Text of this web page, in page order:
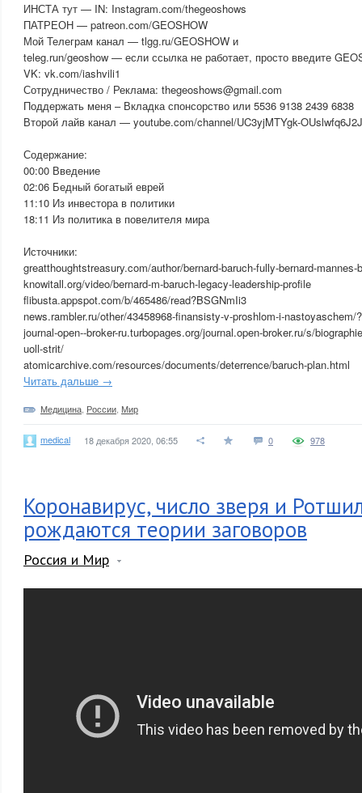
ИНСТА тут — IN: Instagram.com/thegeoshows
ПАТРЕОН — patreon.com/GEOSHOW
Мой Телеграм канал — tlgg.ru/GEOSHOW и
teleg.run/geoshow — если ссылка не работает, просто введите
VK: vk.com/iashvili1
Сотрудничество / Реклама: thegeoshows@gmail.com
Поддержать меня – Вкладка спонсорство или 5536 9138 2439 6838
Второй лайв канал — youtube.com/channel/UC3yjMTYgk-
Содержание:
00:00 Введение
02:06 Бедный богатый еврей
11:10 Из инвестора в политики
18:11 Из политика в повелителя мира
Источники:
greatthoughtstreasury.com/author/bernard-baruch-fully-bernard-mannes-
knowitall.org/video/bernard-m-baruch-legacy-leadership-profile
flibusta.appspot.com/b/465486/read?BSGNmIi3
news.rambler.ru/other/43458968-finansisty-v-proshlom-i-nastoyaschem/
journal-open--broker-ru.turbopages.org/journal.open-broker.ru/s/
uoll-strit/
atomicarchive.com/resources/documents/deterrence/baruch-plan.html
Читать дальше →
Медицина России Мир
medical 18 декабря 2020, 06:55 0 978
Коронавирус, число зверя и
рождаются теории заговоров
Россия и Мир